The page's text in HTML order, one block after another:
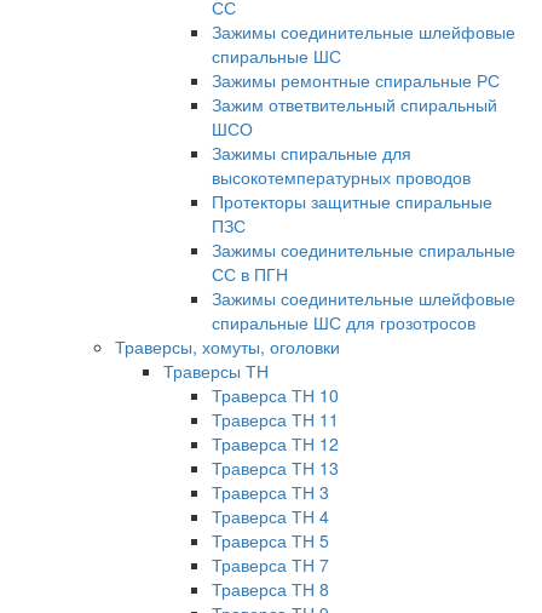
СС
Зажимы соединительные шлейфовые
спиральные ШС
Зажимы ремонтные спиральные РС
Зажим ответвительный спиральный
ШСО
Зажимы спиральные для
высокотемпературных проводов
Протекторы защитные спиральные
ПЗС
Зажимы соединительные спиральные
СС в ПГН
Зажимы соединительные шлейфовые
спиральные ШС для грозотросов
Траверсы, хомуты, оголовки
Траверсы ТН
Траверса ТН 10
Траверса ТН 11
Траверса ТН 12
Траверса ТН 13
Траверса ТН 3
Траверса ТН 4
Траверса ТН 5
Траверса ТН 7
Траверса ТН 8